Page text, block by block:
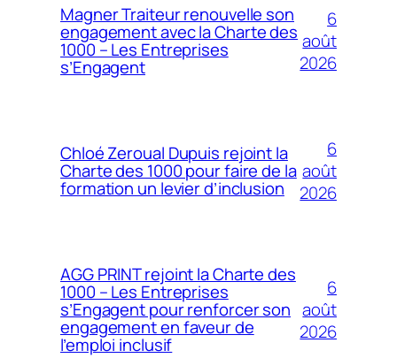
Magner Traiteur renouvelle son
engagement avec la Charte des
1000 – Les Entreprises
s’Engagent
6
août
2026
Chloé Zeroual Dupuis rejoint la
Charte des 1000 pour faire de la
formation un levier d’inclusion
6
août
2026
AGG PRINT rejoint la Charte des
1000 – Les Entreprises
s’Engagent pour renforcer son
engagement en faveur de
l’emploi inclusif
6
août
2026